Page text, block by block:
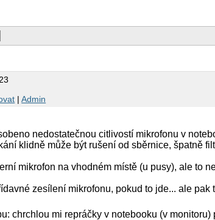
|Admin
nedostatečnou citlivostí mikrofonu v
klidně může být rušení od sběrnice, špatně
mikrofon na vhodném místě (u pusy), ale to
zesílení mikrofonu, pokud to jde... ale pak
chrchlou mi repráčky v notebooku (v